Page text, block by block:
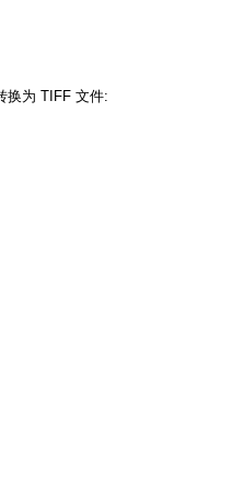
换为 TIFF 文件: